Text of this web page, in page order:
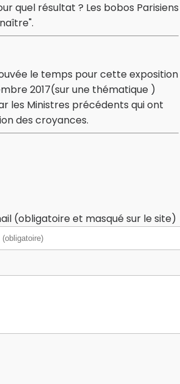
quel résultat ? Les bobos Parisiens
le temps pour cette exposition
2017(sur une thématique )
les Ministres précédents qui ont
des croyances.
(obligatoire et masqué sur le site)